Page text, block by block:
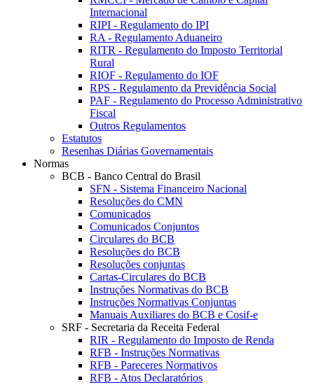
Internacional
RIPI - Regulamento do IPI
RA - Regulamento Aduaneiro
RITR - Regulamento do Imposto Territorial
Rural
RIOF - Regulamento do IOF
RPS - Regulamento da Previdência Social
PAF - Regulamento do Processo Administrativo
Fiscal
Outros Regulamentos
Estatutos
Resenhas Diárias Governamentais
Normas
BCB - Banco Central do Brasil
SFN - Sistema Financeiro Nacional
Resoluções do CMN
Comunicados
Comunicados Conjuntos
Circulares do BCB
Resoluções do BCB
Resoluções conjuntas
Cartas-Circulares do BCB
Instruções Normativas do BCB
Instruções Normativas Conjuntas
Manuais Auxiliares do BCB e Cosif-e
SRF - Secretaria da Receita Federal
RIR - Regulamento do Imposto de Renda
RFB - Instruções Normativas
RFB - Pareceres Normativos
RFB - Atos Declaratórios